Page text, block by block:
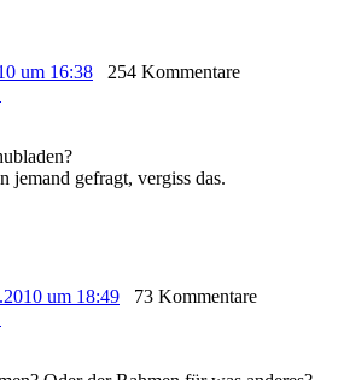
um 16:38
254 Kommentare
jemand gefragt, vergiss das.
um 18:49
73 Kommentare